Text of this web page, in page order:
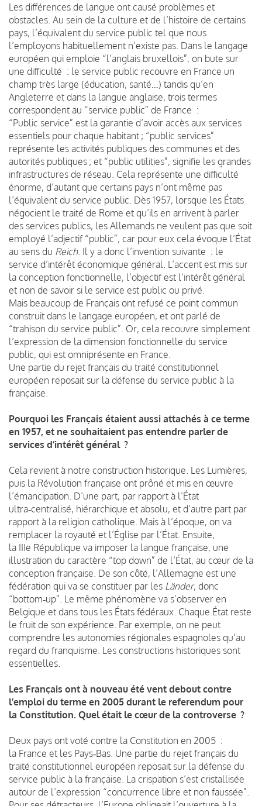
Les différences de langue ont causé problèmes et
obstacles. Au sein de la culture et de l’histoire de certains
pays, l’équivalent du service public tel que nous
l’employons habituellement n’existe pas. Dans le langage
européen qui emploie “l’anglais bruxellois”, on bute sur
une difficulté : le service public recouvre en France un
champ très large (éducation, santé…) tandis qu’en
Angleterre et dans la langue anglaise, trois termes
correspondent au “service public” de France :
“Public service” est la garantie d’avoir accès aux services
essentiels pour chaque habitant ; “public services”
représente les activités publiques des communes et des
autorités publiques ; et “public utilities”, signifie les grandes
infrastructures de réseau. Cela représente une difficulté
énorme, d’autant que certains pays n’ont même pas
l’équivalent du service public. Dès 1957, lorsque les États
négocient le traité de Rome et qu’ils en arrivent à parler
des services publics, les Allemands ne veulent pas que soit
employé l’adjectif “public”, car pour eux cela évoque l’État
au sens du Reich. Il y a donc l’invention suivante : le
service d’intérêt économique général. L’accent est mis sur
la conception fonctionnelle, l’objectif est l’intérêt général
et non de savoir si le service est public ou privé.
Mais beaucoup de Français ont refusé ce point commun
construit dans le langage européen, et ont parlé de
“trahison du service public”. Or, cela recouvre simplement
l’expression de la dimension fonctionnelle du service
public, qui est omniprésente en France.
Une partie du rejet français du traité constitutionnel
européen reposait sur la défense du service public à la
française.
Pourquoi les Français étaient aussi attachés à ce terme
en 1957, et ne souhaitaient pas entendre parler de
services d’intérêt général ?
Cela revient à notre construction historique. Les Lumières,
puis la Révolution française ont prôné et mis en œuvre
l’émancipation. D’une part, par rapport à l’État
ultra‑centralisé, hiérarchique et absolu, et d’autre part par
rapport à la religion catholique. Mais à l’époque, on va
remplacer la royauté et l’Église par l’État. Ensuite,
la IIIe République va imposer la langue française, une
illustration du caractère “top down” de l’État, au cœur de la
conception française. De son côté, l’Allemagne est une
fédération qui va se constituer par les Länder, donc
“bottom‑up”. Le même phénomène va s’observer en
Belgique et dans tous les États fédéraux. Chaque État reste
le fruit de son expérience. Par exemple, on ne peut
comprendre les autonomies régionales espagnoles qu’au
regard du franquisme. Les constructions historiques sont
essentielles.
Les Français ont à nouveau été vent debout contre
l’emploi du terme en 2005 durant le referendum pour
la Constitution. Quel était le cœur de la controverse ?
Deux pays ont voté contre la Constitution en 2005 :
la France et les Pays‑Bas. Une partie du rejet français du
traité constitutionnel européen reposait sur la défense du
service public à la française. La crispation s’est cristallisée
autour de l’expression “concurrence libre et non faussée”.